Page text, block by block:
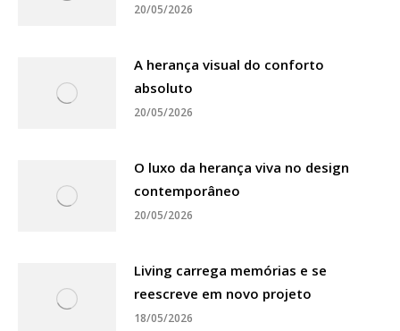
20/05/2026
A herança visual do conforto
absoluto
20/05/2026
O luxo da herança viva no design
contemporâneo
20/05/2026
Living carrega memórias e se
reescreve em novo projeto
18/05/2026